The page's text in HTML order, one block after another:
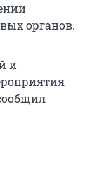
органов.
и